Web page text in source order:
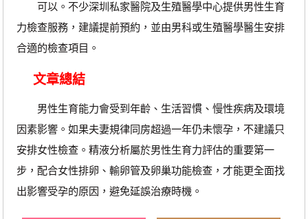
可以。不少深圳私家醫院及生殖醫學中心提供男性生育
力檢查服務，建議提前預約，並由男科或生殖醫學醫生安排
合適的檢查項目。
文章總結
男性生育能力會受到年齡、生活習慣、慢性疾病及環境
因素影響。如果夫妻規律同房超過一年仍未懷孕，不建議只
安排女性檢查。精液分析屬於男性生育力評估的重要第一
步，配合女性排卵、輸卵管及卵巢功能檢查，才能更全面找
出影響受孕的原因，避免延誤治療時機。